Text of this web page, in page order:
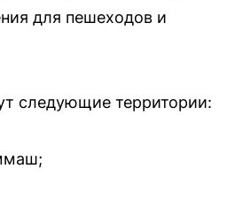
для пешеходов и
следующие территории: